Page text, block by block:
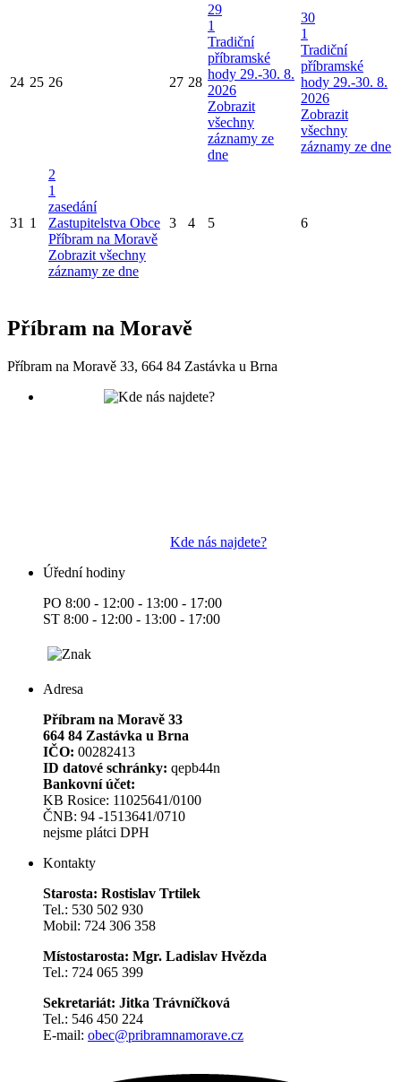
24 25 26 27 28
29
1
Tradiční
příbramské
hody 29.-30. 8.
2026
Zobrazit
všechny
záznamy ze
dne
30
1
Tradiční
příbramské
hody 29.-30. 8.
2026
Zobrazit
všechny
záznamy ze dne
31 1
2
1
zasedání
Zastupitelstva Obce
Příbram na Moravě
Zobrazit všechny
záznamy ze dne
3 4 5 6
Příbram na Moravě
Příbram na Moravě 33, 664 84 Zastávka u Brna
Kde nás najdete?
Úřední hodiny
PO 8:00 - 12:00 - 13:00 - 17:00
ST 8:00 - 12:00 - 13:00 - 17:00
Adresa
Příbram na Moravě 33
664 84 Zastávka u Brna
IČO: 00282413
ID datové schránky: qepb44n
Bankovní účet:
KB Rosice: 11025641/0100
ČNB: 94 -1513641/0710
nejsme plátci DPH
Kontakty
Starosta: Rostislav Trtilek
Tel.: 530 502 930
Mobil: 724 306 358
Místostarosta: Mgr. Ladislav Hvězda
Tel.: 724 065 399
Sekretariát: Jitka Trávníčková
Tel.: 546 450 224
E-mail: obec@pribramnamorave.cz